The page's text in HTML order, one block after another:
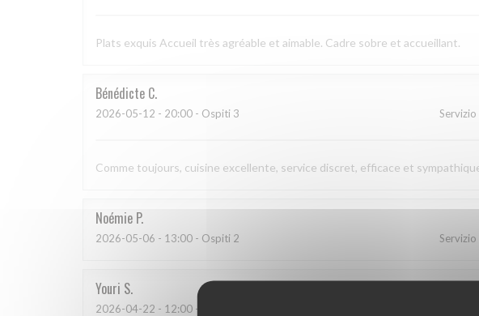
Plats exquis Accueil très agréable et aimable. Cadre sobre et accueillant.
Bénédicte C
2026-05-12 - 20:00 - Ospiti 3 Servizio
Comme toujours, cuisine excellente, service discret, efficace et
Noémie P
2026-05-06 - 13:00 - Ospiti 2 Servizio
Youri S
2026-04-22 - 12:00 - Ospiti 2